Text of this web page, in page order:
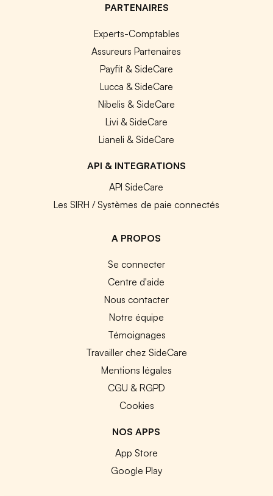
PARTENAIRES
Experts-Comptables
Assureurs Partenaires
Payfit & SideCare
Lucca & SideCare
Nibelis & SideCare
Livi & SideCare
Lianeli & SideCare
API & INTEGRATIONS
API SideCare
Les SIRH / Systèmes de paie connectés
A PROPOS
Se connecter
Centre d'aide
Nous contacter
Notre équipe
Témoignages
Travailler chez SideCare
Mentions légales
CGU & RGPD
Cookies
NOS APPS
App Store
Google Play